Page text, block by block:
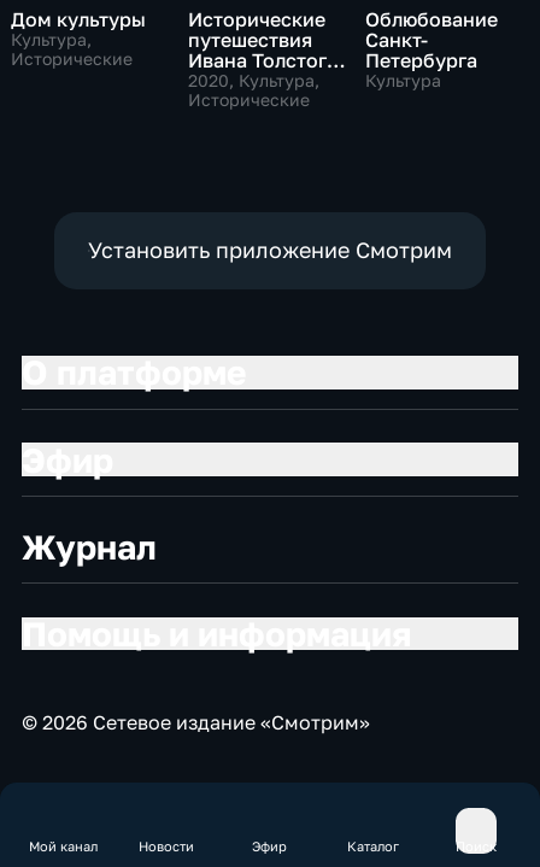
Мой канал Новости Эфир Каталог Поиск
Дом культуры
Культура,
Исторические
Исторические
путешествия
Ивана Толстого.
"Парижские
истории"
2020, Культура,
Исторические
Облюбование
Санкт-
Петербурга
Культура
Установить приложение Смотрим
Журнал
© 2026 Сетевое издание «Смотрим»